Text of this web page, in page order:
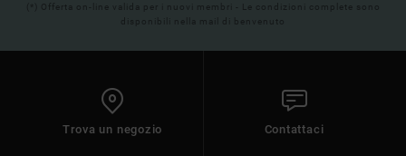
(*) Offerta on-line valida per i nuovi membri - Le condizioni complete sono
disponibili nella mail di benvenuto
Trova un negozio Contattaci